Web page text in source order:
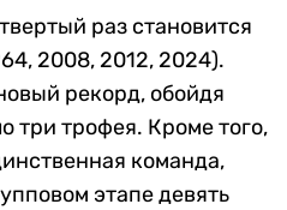
раз становится
2008, 2012, 2024).
рекорд, обойдя
три трофея. Кроме того,
команда,
этапе девять